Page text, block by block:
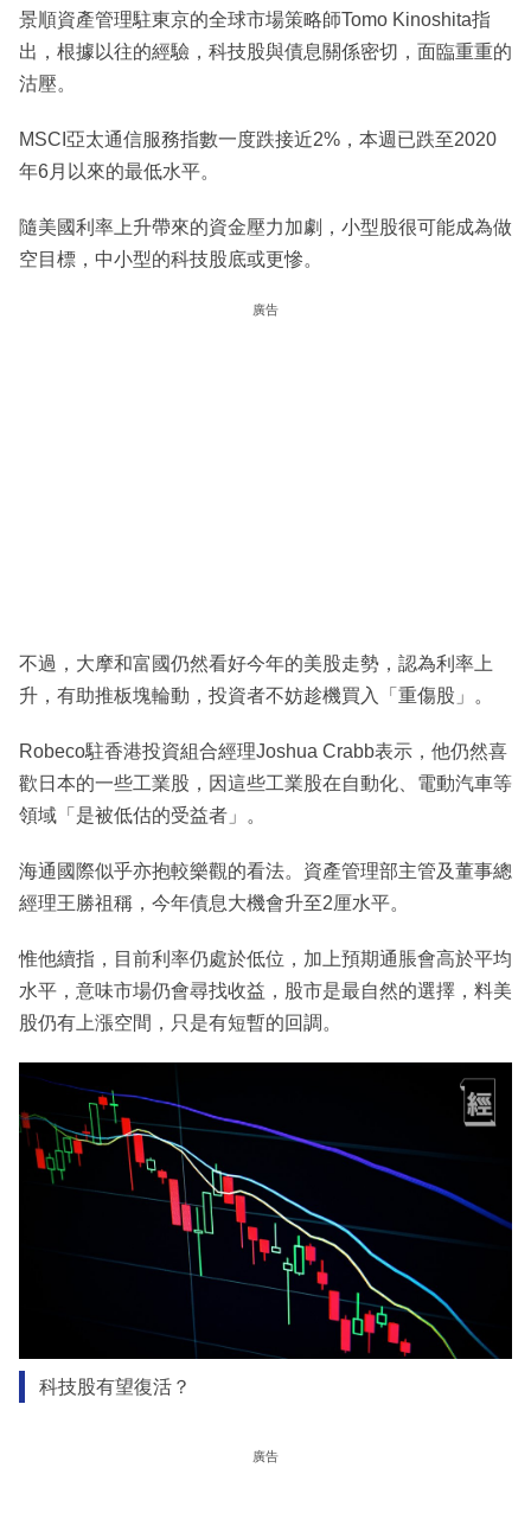
景順資產管理駐東京的全球市場策略師Tomo Kinoshita指
出，根據以往的經驗，科技股與債息關係密切，面臨重重的
沽壓。
MSCI亞太通信服務指數一度跌接近2%，本週已跌至2020
年6月以來的最低水平。
隨美國利率上升帶來的資金壓力加劇，小型股很可能成為做
空目標，中小型的科技股底或更慘。
廣告
不過，大摩和富國仍然看好今年的美股走勢，認為利率上
升，有助推板塊輪動，投資者不妨趁機買入「重傷股」。
Robeco駐香港投資組合經理Joshua Crabb表示，他仍然喜
歡日本的一些工業股，因這些工業股在自動化、電動汽車等
領域「是被低估的受益者」。
海通國際似乎亦抱較樂觀的看法。資產管理部主管及董事總
經理王勝祖稱，今年債息大機會升至2厘水平。
惟他續指，目前利率仍處於低位，加上預期通脹會高於平均
水平，意味市場仍會尋找收益，股市是最自然的選擇，料美
股仍有上漲空間，只是有短暫的回調。
科技股有望復活？
廣告